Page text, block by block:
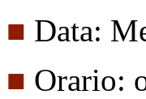
■ Data:
■ Orario: